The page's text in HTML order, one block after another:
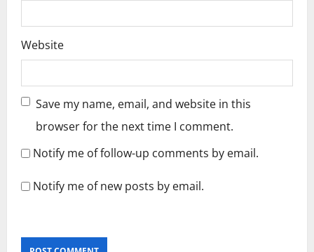
Website
Save my name, email, and website in this
browser for the next time I comment.
Notify me of follow-up comments by email.
Notify me of new posts by email.